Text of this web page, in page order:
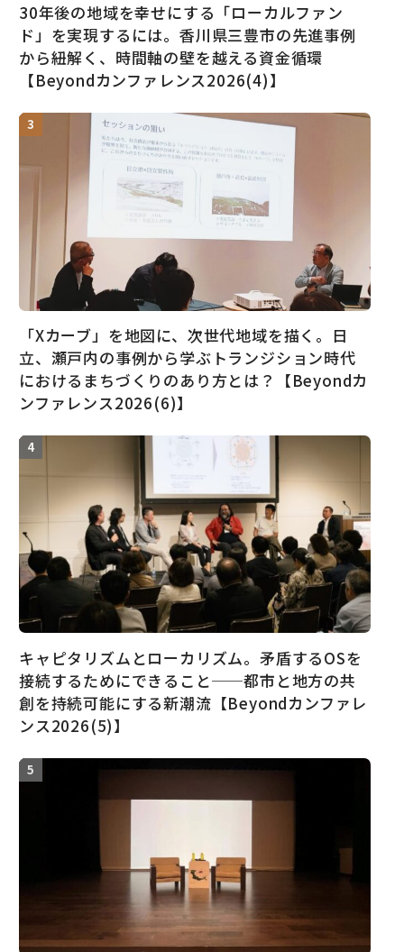
30年後の地域を幸せにする「ローカルファン
ド」を実現するには。香川県三豊市の先進事例
から紐解く、時間軸の壁を越える資金循環
【Beyondカンファレンス2026(4)】
「Xカーブ」を地図に、次世代地域を描く。日
立、瀬戸内の事例から学ぶトランジション時代
におけるまちづくりのあり方とは？【Beyondカ
ンファレンス2026(6)】
キャピタリズムとローカリズム。矛盾するOSを
接続するためにできること──都市と地方の共
創を持続可能にする新潮流【Beyondカンファレ
ンス2026(5)】